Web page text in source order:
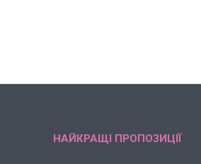
НАЙКРАЩІ ПРОПОЗИЦІЇ